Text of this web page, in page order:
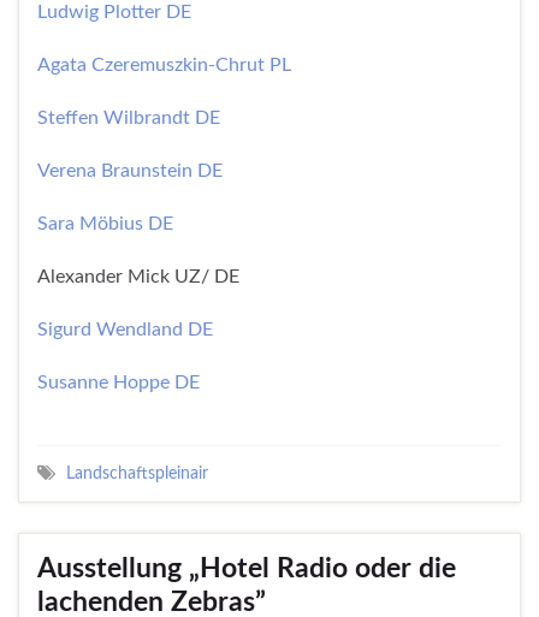
Ludwig Plotter DE
Agata Czeremuszkin-Chrut PL
Steffen Wilbrandt DE
Verena Braunstein DE
Sara Möbius DE
Alexander Mick UZ/ DE
Sigurd Wendland DE
Susanne Hoppe DE
Landschaftspleinair
Ausstellung „Hotel Radio oder die
lachenden Zebras”